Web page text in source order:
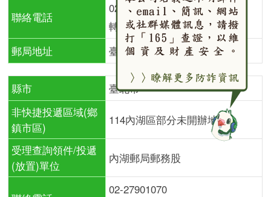
聯絡電話
02-28859358
轉23、24
郵局地址
臺北市士林區基河路14號3樓
縣市
臺北市
非快捷投遞區域(鄉
鎮市區)
114內湖區部分未開辦地區
受理查詢領件/投遞
(放置)單位
內湖郵局郵務股
02-27901070